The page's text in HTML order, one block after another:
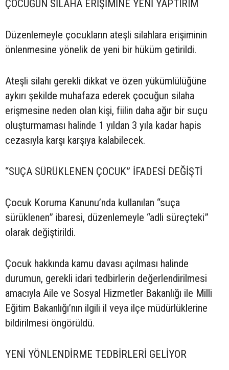
ÇOCUĞUN SİLAHA ERİŞİMİNE YENİ YAPTIRIM
Düzenlemeyle çocukların ateşli silahlara erişiminin
önlenmesine yönelik de yeni bir hüküm getirildi.
Ateşli silahı gerekli dikkat ve özen yükümlülüğüne
aykırı şekilde muhafaza ederek çocuğun silaha
erişmesine neden olan kişi, fiilin daha ağır bir suçu
oluşturmaması halinde 1 yıldan 3 yıla kadar hapis
cezasıyla karşı karşıya kalabilecek.
“SUÇA SÜRÜKLENEN ÇOCUK” İFADESİ DEĞİŞTİ
Çocuk Koruma Kanunu’nda kullanılan “suça
sürüklenen” ibaresi, düzenlemeyle “adli süreçteki”
olarak değiştirildi.
Çocuk hakkında kamu davası açılması halinde
durumun, gerekli idari tedbirlerin değerlendirilmesi
amacıyla Aile ve Sosyal Hizmetler Bakanlığı ile Milli
Eğitim Bakanlığı’nın ilgili il veya ilçe müdürlüklerine
bildirilmesi öngörüldü.
YENİ YÖNLENDİRME TEDBİRLERİ GELİYOR